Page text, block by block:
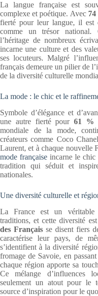
La langue française est
complexe et poétique. Avec
fierté pour leur langue, il est
comme un trésor national.
l’héritage de nombreux
incarne une culture et des
ses locuteurs. Malgré
français demeure un pilier de
de la diversité culturelle
La mode : le chic et le
Symbole d’élégance et
une autre fierté pour61 %
mondiale de la mode,
créateurs comme Coco
Laurent, et à chaque nouvelle
mode française incarne le chic
tradition qui séduit et
nationales.
Une diversité culturelle et
La France est un
traditions, et cette diversité
des Français se disent fiers
caractérise leur pays, de
s’identifient à la diversité
fromage de Savoie, en
chaque région apporte sa
Ce mélange d’influences
seulement un atout pour le
source d’inspiration pour le